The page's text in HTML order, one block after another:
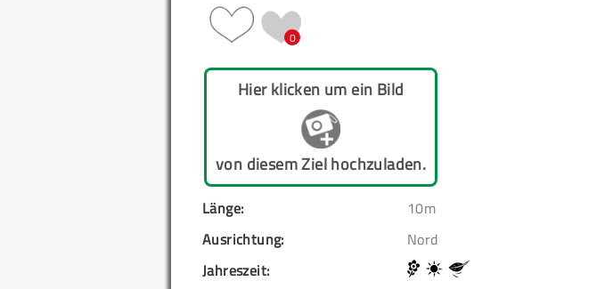
0
Hier klicken um ein Bild
von diesem Ziel hochzuladen.
Länge:
10m
Ausrichtung:
Nord
Jahreszeit: